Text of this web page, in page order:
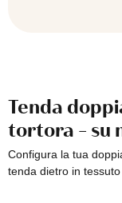
Tenda
tortora - su
Configura la tua
tenda dietro in